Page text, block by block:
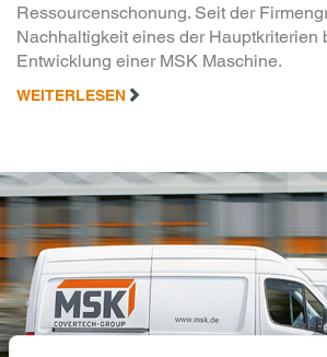
Ressourcenschonung. Seit der
Nachhaltigkeit eines der Hauptkriterien
Entwicklung einer MSK Maschine.
WEITERLESEN